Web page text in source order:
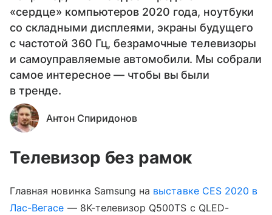
«сердце» компьютеров 2020 года, ноутбуки
со складными дисплеями, экраны будущего
с частотой 360 Гц, безрамочные телевизоры
и самоуправляемые автомобили. Мы собрали
самое интересное — чтобы вы были
в тренде.
Антон Спиридонов
Телевизор без рамок
Главная новинка Samsung на выставке CES 2020 в
Лас-Вегасе — 8K-телевизор Q500TS с QLED-